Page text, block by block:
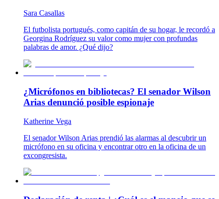
Sara Casallas
El futbolista portugués, como capitán de su hogar, le recordó a
Georgina Rodríguez su valor como mujer con profundas
palabras de amor. ¿Qué dijo?
¿Micrófonos en bibliotecas? El senador Wilson
Arias denunció posible espionaje
Katherine Vega
El senador Wilson Arias prendió las alarmas al descubrir un
micrófono en su oficina y encontrar otro en la oficina de un
excongresista.